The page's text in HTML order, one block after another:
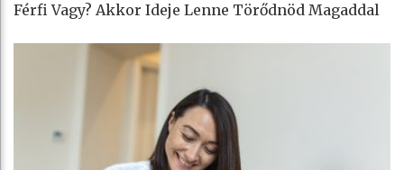
Férfi Vagy? Akkor Ideje Lenne Törődnöd Magaddal